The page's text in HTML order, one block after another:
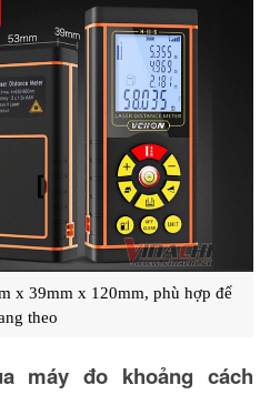
x 39mm x 120mm, phù hợp để
theo
máy đo khoảng cách